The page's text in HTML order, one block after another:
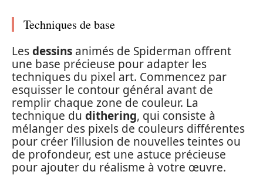
Techniques de base
Lesdessins animés de Spiderman offrent
une base précieuse pour adapter les
techniques du pixel art. Commencez par
esquisser le contour général avant de
remplir chaque zone de couleur. La
technique du dithering, qui consiste à
mélanger des pixels de couleurs différentes
pour créer l’illusion de nouvelles teintes ou
de profondeur, est une astuce précieuse
pour ajouter du réalisme à votre œuvre.